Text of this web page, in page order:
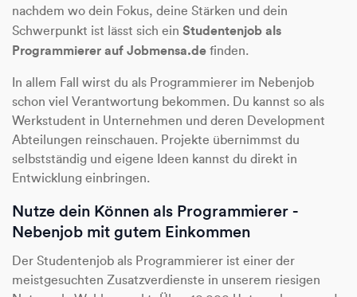
nachdem wo dein Fokus, deine Stärken und dein
Schwerpunkt ist lässt sich ein Studentenjob als
Programmierer auf Jobmensa.de finden.
In allem Fall wirst du als Programmierer im Nebenjob
schon viel Verantwortung bekommen. Du kannst so als
Werkstudent in Unternehmen und deren Development
Abteilungen reinschauen. Projekte übernimmst du
selbstständig und eigene Ideen kannst du direkt in
Entwicklung einbringen.
Nutze dein Können als Programmierer -
Nebenjob mit gutem Einkommen
Der Studentenjob als Programmierer ist einer der
meistgesuchten Zusatzverdienste in unserem riesigen